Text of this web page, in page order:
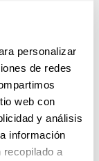
personalizar
de redes
web con
y análisis
información
recopilado a